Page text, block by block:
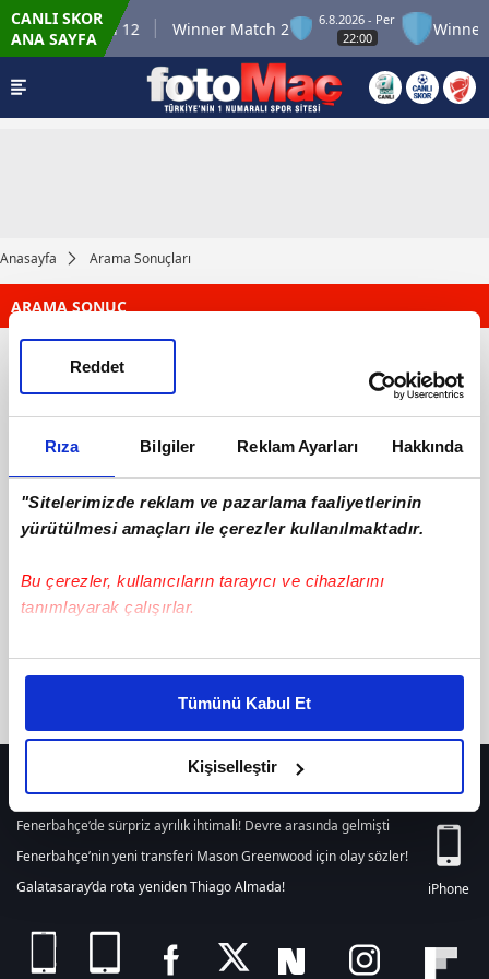
Rıza Bilgiler Reklam Ayarları Hakkında
"Sitelerimizde reklam ve pazarlama faaliyetlerinin
yürütülmesi amaçları ile çerezler kullanılmaktadır.
Bu çerezler, kullanıcıların tarayıcı ve cihazlarını
tanımlayarak çalışırlar.
Bu çerezlere izin vermeniz halinde sizlere özel
daha iyi reklam deneyimi yaşatabiliriz. Bunu yaparken
amacımızın size daha iyi bir reklam deneyimi sunmak
olduğunu ve sizlere en iyi içerikleri sunabilmek adına
elimizden gelen çabayı gösterdiğimizi ve bu noktada,
reklamların maliyetlerimizi karşılamak noktasında tek gelir
Her halükârda, kullanıcılar, bu çerezlere izin vermedikleri
gösterilmeyecektir."
Tümünü Kabul Et
Kişiselleştir
Reddet
CANLI SKOR
ANA SAYFA
Winner Match 12 Winner Match 2
6.8.2026 - Per
22:00
Winner
Anasayfa Arama Sonuçları
ARAMA SONUÇ
텔레@fundwash⨳✺밈코인구매대행소액결제코인구입ile ilgili
içerik bulunamamıştır. Arama alanından yeni bir arama
listelemek içintıklayınız.
HER YERDE!
Fenerbahçe’de sürpriz ayrılık ihtimali! Devre arasında gelmişti
Fenerbahçe’nin yeni transferi Mason Greenwood için olay sözler!
Galatasaray’da rota yeniden Thiago Almada!
iPhone